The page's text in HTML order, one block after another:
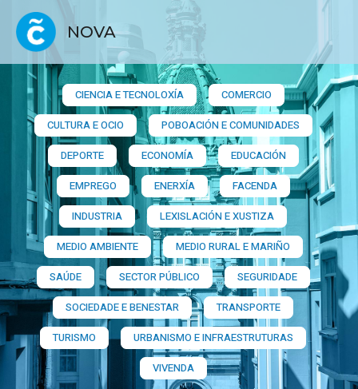
NOVA
CIENCIA E TECNOLOXÍA
COMERCIO
CULTURA E OCIO
POBOACIÓN E COMUNIDADES
DEPORTE
ECONOMÍA
EDUCACIÓN
EMPREGO
ENERXÍA
FACENDA
INDUSTRIA
LEXISLACIÓN E XUSTIZA
MEDIO AMBIENTE
MEDIO RURAL E MARIÑO
SAÚDE
SECTOR PÚBLICO
SEGURIDADE
SOCIEDADE E BENESTAR
TRANSPORTE
TURISMO
URBANISMO E INFRAESTRUTURAS
VIVENDA